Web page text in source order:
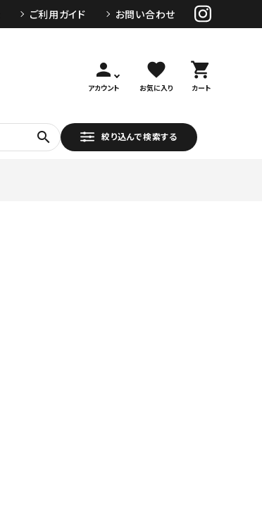
ご利用ガイド お問い合わせ
person
アカウント
favorite
お気に入り
shopping_cart
カート
search 絞り込んで検索する